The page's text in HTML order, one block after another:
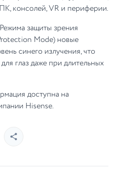
консолей, VR и периферии.
защиты зрения
Mode) новые
синего излучения, что
глаз даже при длительных
доступна на
Hisense.